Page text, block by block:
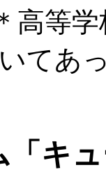
高等
てあ
キ